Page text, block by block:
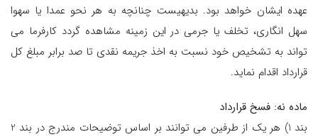
عهده ایشان خواهد بود. بدیهیست چنانچه به هر نحو عمدا یا سهوا
سهل انگاری، تخلف یا جرمی در این زمینه مشاهده گردد کارفرما می
تواند به تشخیص خود نسبت به اخذ جریمه نقدی تا صد برابر مبلغ کل
قرارداد اقدام نماید.
ماده نه: فسخ قرارداد
بند 1) هر یک از طرفین می توانند بر اساس توضیحات مندرج در بند 2